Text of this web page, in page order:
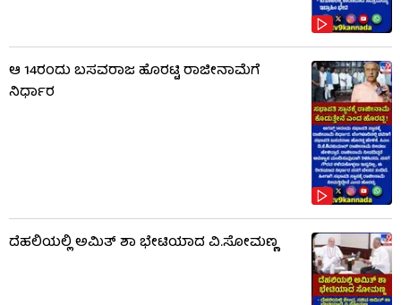
ಆ 14ರಂದು ಬಸವರಾಜ ಹೊರಟ್ಟಿ ರಾಜೀನಾಮೆಗೆ
ನಿರ್ಧಾರ
ದೆಹಲಿಯಲ್ಲಿ ಅಮಿತ್ ಶಾ ಭೇಟಿಯಾದ ವಿ.ಸೋಮಣ್ಣ